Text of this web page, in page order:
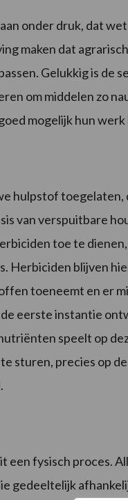
onder druk, dat
maken dat
Gelukkig is de
om middelen zo
mogelijk hun werk
hulpstof toegelaten,
van verspuitbare
toe te
Herbiciden blijven
toeneemt en er
de eerste instantie
speelt op
sturen, precies op
een fysisch proces.
gedeeltelijk